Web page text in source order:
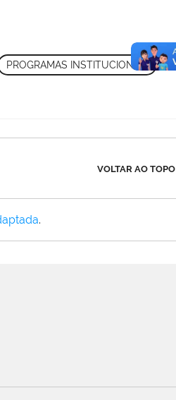
PROGRAMAS INSTITUCIONAIS ,
VOLTAR AO TOPO
.